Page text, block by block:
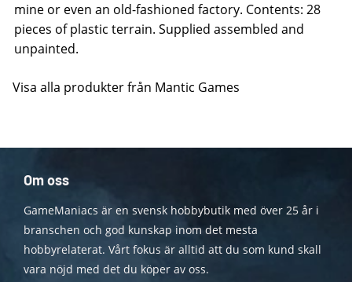
mine or even an old-fashioned factory. Contents: 28
pieces of plastic terrain. Supplied assembled and
unpainted.
Visa alla produkter från Mantic Games
Om oss
GameManiacs är en svensk hobbybutik med över 25 år i
branschen och god kunskap inom det mesta
hobbyrelaterat. Vårt fokus är alltid att du som kund skall
vara nöjd med det du köper av oss.